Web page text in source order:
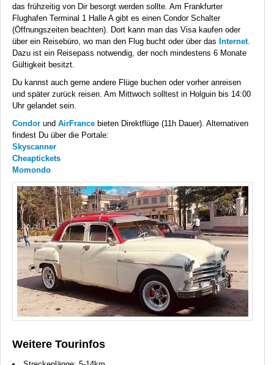
das frühzeitig von Dir besorgt werden sollte. Am Frankfurter
Flughafen Terminal 1 Halle A gibt es einen Condor Schalter
(Öffnungszeiten beachten). Dort kann man das Visa kaufen oder
über ein Reisebüro, wo man den Flug bucht oder über das Internet.
Dazu ist ein Reisepass notwendig, der noch mindestens 6 Monate
Gültigkeit besitzt.
Du kannst auch gerne andere Flüge buchen oder vorher anreisen
und später zurück reisen. Am Mittwoch solltest in Holguin bis 14:00
Uhr gelandet sein.
Condor und AirFrance bieten Direktflüge (11h Dauer). Alternativen
findest Du über die Portale:
Skyscanner
Cheaptickets
Momondo
Weitere Tourinfos